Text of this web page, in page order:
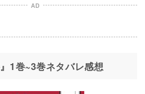
AD
』1巻~3巻ネタバレ感想